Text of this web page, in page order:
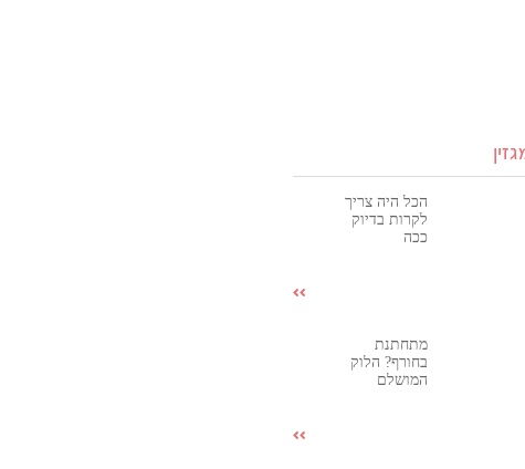
הכל היה צריך
לקרות בדיוק
ככה
מתחתנת
בחורף? הלוק
המושלם